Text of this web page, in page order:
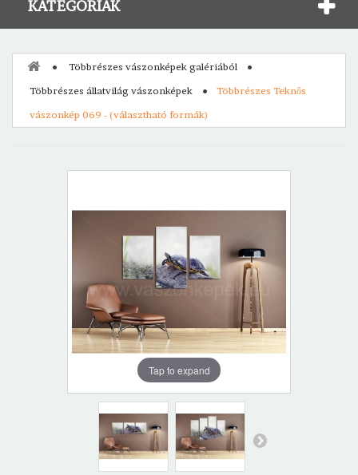
KATEGÓRIÁK
Többrészes vászonképek galériából
Többrészes állatvilág vászonképek
Többrészes Teknős
vászonkép 069 - (választható formák)
Tap to expand